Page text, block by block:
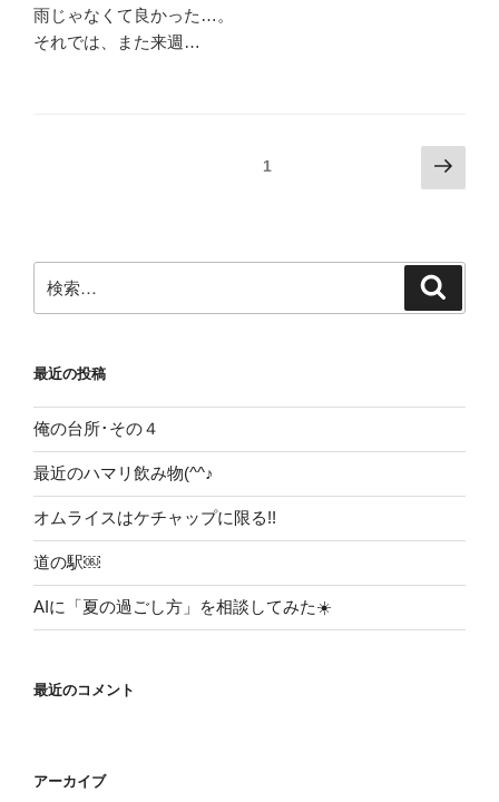
雨じゃなくて良かった…。
それでは、また来週…
ゲ
ー
ョ
ン
1
次
の
ジ
索:
最近の投稿
俺の台所･その４
最近のハマリ飲み物(^^♪
オムライスはケチャップに限る!!
道の駅￼
AIに「夏の過ごし方」を相談してみた☀️
最近のコメント
アーカイブ